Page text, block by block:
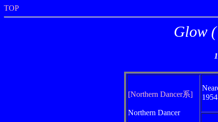
TOP
Glow
[Northern Dancer系]
Northern Dancer